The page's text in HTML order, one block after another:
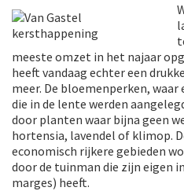
meeste omzet in het najaar
heeft vandaag echter een
meer. De bloemenperken,
die in de lente werden
door planten waar bijna geen
hortensia, lavendel of klimop.
economisch rijkere gebieden
door de tuinman die zijn eigen
marges) heeft.